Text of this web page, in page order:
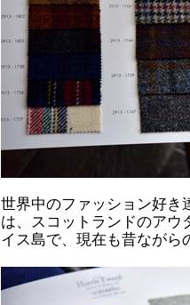
世界中のファッション好き
は、スコットランドのアウ
イス島で、現在も昔ながら